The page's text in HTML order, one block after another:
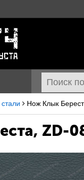
Нож Клык
ZD-